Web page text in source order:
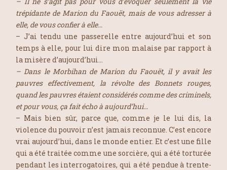
trépidante de Marion du Faouët, mais de vous adresser à
elle, de vous confier à elle…
– J’ai tendu une passerelle entre aujourd’hui et son
temps à elle, pour lui dire mon malaise par rapport à
la misère d’aujourd’hui…
– Dans le Morbihan de Marion du Faouët, il y avait les
pauvres effectivement, la révolte des Bonnets rouges,
quand les pauvres étaient considérés comme des criminels,
et pour vous, ça fait écho à aujourd’hui…
– Mais bien sûr, parce que, comme je le lui dis, la
violence du pouvoir n’est jamais reconnue. C’est encore
vrai aujourd’hui, dans le monde entier. Et c’est une fille
qui a été traitée comme une sorcière, qui a été torturée
pendant les interrogatoires, qui a été pendue à trente-